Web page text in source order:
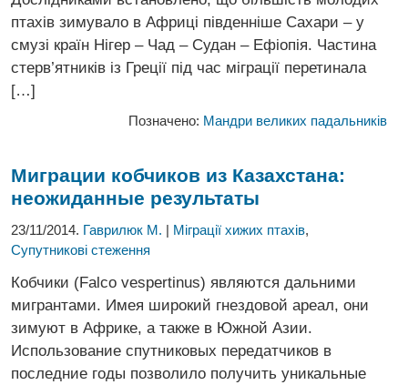
птахів зимувало в Африці південніше Сахари – у
смузі країн Нігер – Чад – Судан – Ефіопія. Частина
стерв’ятників із Греції під час міграції перетинала
[…]
Позначено: Мандри великих падальників
Миграции кобчиков из Казахстана:
неожиданные результаты
23/11/2014. Гаврилюк М. | Міграції хижих птахів,
Супутникові стеження
Кобчики (Falco vespertinus) являются дальними
мигрантами. Имея широкий гнездовой ареал, они
зимуют в Африке, а также в Южной Азии.
Использование спутниковых передатчиков в
последние годы позволило получить уникальные